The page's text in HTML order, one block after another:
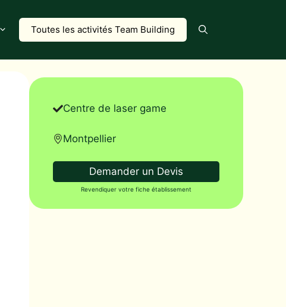
Toutes les activités Team Building
Centre de laser game
Montpellier
Demander un Devis
Revendiquer votre fiche établissement